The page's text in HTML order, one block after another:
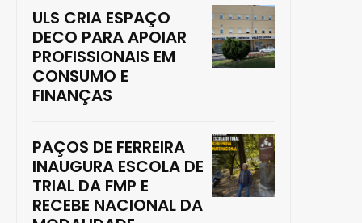
ULS CRIA ESPAÇO
DECO PARA APOIAR
PROFISSIONAIS EM
CONSUMO E
FINANÇAS
PAÇOS DE FERREIRA
INAUGURA ESCOLA DE
TRIAL DA FMP E
RECEBE NACIONAL DA